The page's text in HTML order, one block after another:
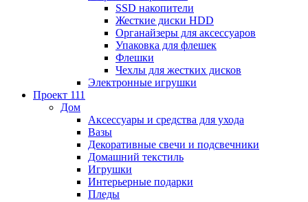
SSD накопители
Жесткие диски HDD
Органайзеры для аксессуаров
Упаковка для флешек
Флешки
Чехлы для жестких дисков
Электронные игрушки
Проект 111
Дом
Аксессуары и средства для ухода
Вазы
Декоративные свечи и подсвечники
Домашний текстиль
Игрушки
Интерьерные подарки
Пледы